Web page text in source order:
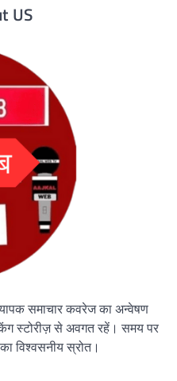
US
समाचार कवरेज का अन्वेषण
स्टोरीज़ से अवगत रहें। समय पर
विश्वसनीय स्रोत।